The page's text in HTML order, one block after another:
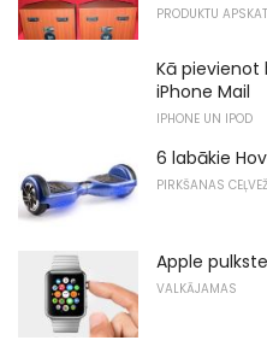
PRODUKTU
Kā
iPhone Mail
IPHONE UN IPOD
6 labākie
PIRKŠANAS
Apple
VALKĀJAMAS